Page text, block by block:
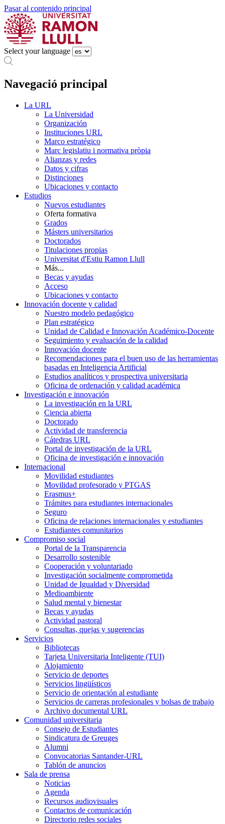
Pasar al contenido principal
Select your language
Navegació principal
La URL
La Universidad
Organización
Instituciones URL
Marco estratégico
Marc legislatiu i normativa pròpia
Alianzas y redes
Datos y cifras
Distinciones
Ubicaciones y contacto
Estudios
Nuevos estudiantes
Oferta formativa
Grados
Másters universitarios
Doctorados
Titulaciones propias
Universitat d'Estiu Ramon Llull
Más...
Becas y ayudas
Acceso
Ubicaciones y contacto
Innovación docente y calidad
Nuestro modelo pedagógico
Plan estratégico
Unidad de Calidad e Innovación Académico-Docente
Seguimiento y evaluación de la calidad
Innovación docente
Recomendaciones para el buen uso de las herramientas
basadas en Inteligencia Artificial
Estudios analíticos y prospectiva universitaria
Oficina de ordenación y calidad académica
Investigación e innovación
La investigación en la URL
Ciencia abierta
Doctorado
Actividad de transferencia
Cátedras URL
Portal de investigación de la URL
Oficina de investigación e innovación
Internacional
Movilidad estudiantes
Movilidad profesorado y PTGAS
Erasmus+
Trámites para estudiantes internacionales
Seguro
Oficina de relaciones internacionales y estudiantes
Estudiantes comunitarios
Compromiso social
Portal de la Transparencia
Desarrollo sostenible
Cooperación y voluntariado
Investigación socialmente comprometida
Unidad de Igualdad y Diversidad
Medioambiente
Salud mental y bienestar
Becas y ayudas
Actividad pastoral
Consultas, quejas y sugerencias
Servicios
Bibliotecas
Tarjeta Universitaria Inteligente (TUI)
Alojamiento
Servicio de deportes
Servicios lingüísticos
Servicio de orientación al estudiante
Servicios de carreras profesionales y bolsas de trabajo
Archivo documental URL
Comunidad universitaria
Consejo de Estudiantes
Sindicatura de Greuges
Alumni
Convocatorias Santander-URL
Tablón de anuncios
Sala de prensa
Noticias
Agenda
Recursos audiovisuales
Contactos de comunicación
Directorio redes sociales